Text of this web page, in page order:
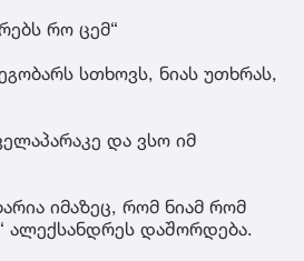
რო ცემ“
სთხოვს, ნიას უთხრას,
და ვსო იმ
იმაზეც, რომ ნიამ რომ
ალექსანდრეს დაშორდება.